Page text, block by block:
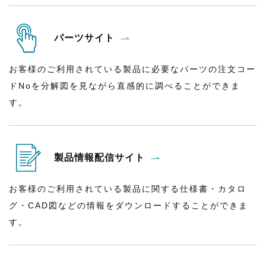
パーツサイト
お客様のご利用されている製品に必要なパーツの注文コー
ドNoを分解図を見ながら直感的に調べることができま
す。
製品情報配信サイト
お客様のご利用されている製品に関する仕様書・カタロ
グ・CAD図などの情報をダウンロードすることができま
す。